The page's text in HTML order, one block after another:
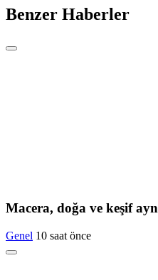
Benzer Haberler
Macera, doğa ve keşif
Genel 10 saat önce